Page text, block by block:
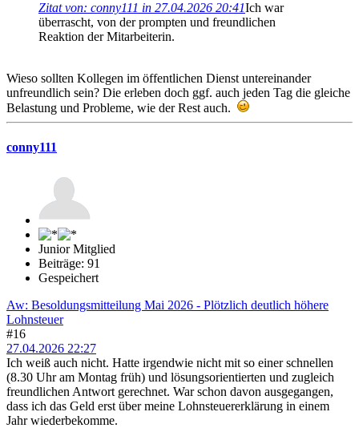
Zitat von: conny111 in 27.04.2026 20:41Ich war
überrascht, von der prompten und freundlichen
Reaktion der Mitarbeiterin.
Wieso sollten Kollegen im öffentlichen Dienst untereinander
unfreundlich sein? Die erleben doch ggf. auch jeden Tag die gleiche
Belastung und Probleme, wie der Rest auch.
conny111
Junior Mitglied
Beiträge: 91
Gespeichert
Aw: Besoldungsmitteilung Mai 2026 - Plötzlich deutlich höhere
Lohnsteuer
#16
27.04.2026 22:27
Ich weiß auch nicht. Hatte irgendwie nicht mit so einer schnellen
(8.30 Uhr am Montag früh) und lösungsorientierten und zugleich
freundlichen Antwort gerechnet. War schon davon ausgegangen,
dass ich das Geld erst über meine Lohnsteuererklärung in einem
Jahr wiederbekomme.